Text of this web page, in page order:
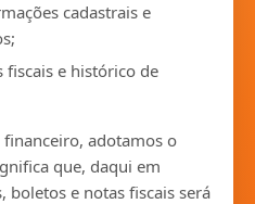
cadastrais e
fiscais e histórico de
adotamos o
que, daqui em
boletos e notas fiscais será